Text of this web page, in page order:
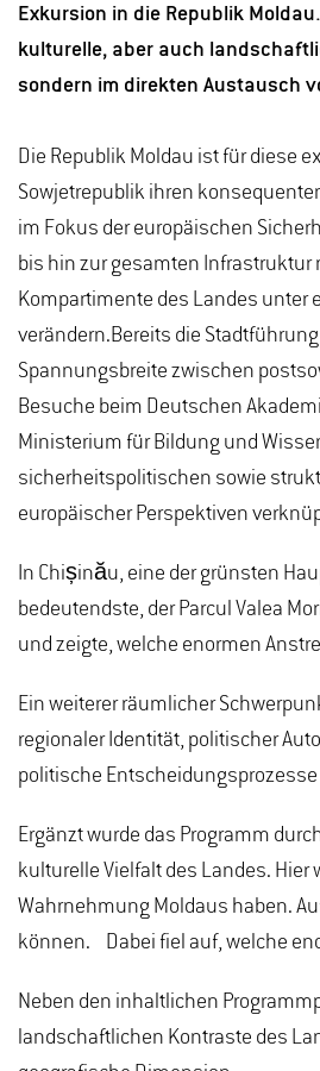
Exkursion in die Republik
kulturelle, aber auch
sondern im direkten Austausch
Die Republik Moldau ist für diese
Sowjetrepublik ihren
im Fokus der europäischen
bis hin zur gesamten
Kompartimente des Landes unter
verändern.Bereits die
Spannungsbreite zwischen
Besuche beim Deutschen
Ministerium für Bildung und
sicherheitspolitischen sowie
europäischer Perspektiven
In Chișinău, eine der grünsten
bedeutendste, der Parcul Valea
und zeigte, welche enormen
Ein weiterer räumlicher
regionaler Identität, politischer
politische
Ergänzt wurde das Programm
kulturelle Vielfalt des Landes.
Wahrnehmung Moldaus haben.
können. Dabei fiel auf, welche
Neben den inhaltlichen
landschaftlichen Kontraste des